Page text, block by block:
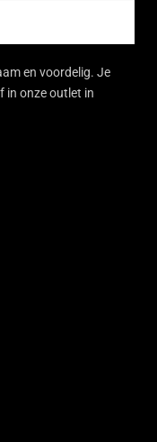
en voordelig. Je
in onze outlet in